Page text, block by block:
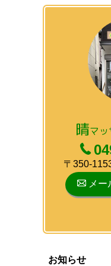
晴マ
〒350-
メー
お知らせ